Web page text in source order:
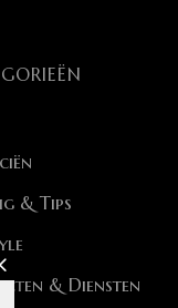
& Tips
& Diensten